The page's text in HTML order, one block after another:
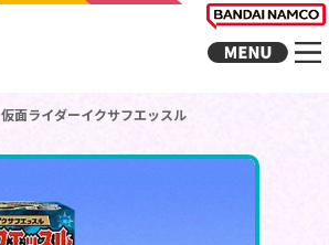
仮面ライダーイクサフエッスル